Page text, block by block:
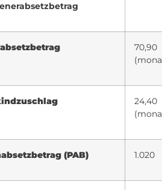
70,90
24,40
(PAB) 1.020